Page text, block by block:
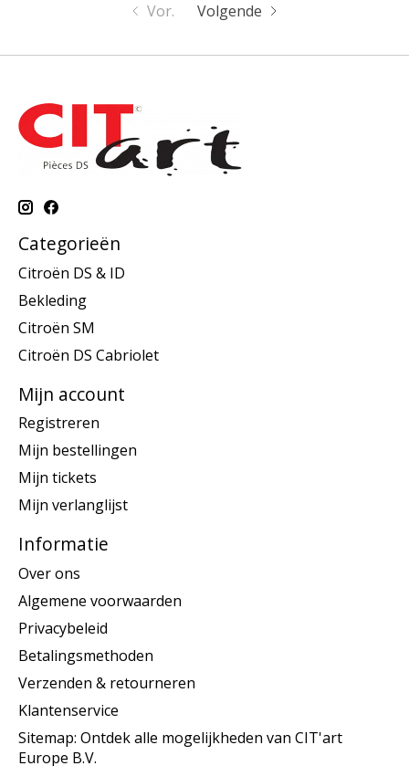
Vor. Volgende
Categorieën
Citroën DS & ID
Bekleding
Citroën SM
Citroën DS Cabriolet
Mijn account
Registreren
Mijn bestellingen
Mijn tickets
Mijn verlanglijst
Informatie
Over ons
Algemene voorwaarden
Privacybeleid
Betalingsmethoden
Verzenden & retourneren
Klantenservice
Sitemap: Ontdek alle mogelijkheden van CIT'art
Europe B.V.